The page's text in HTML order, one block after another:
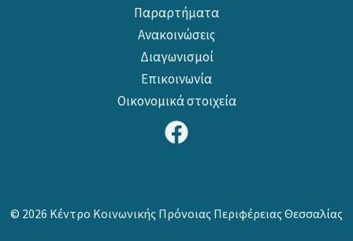
Παραρτήματα
Ανακοινώσεις
Διαγωνισμοί
Επικοινωνία
Οικονομικά στοιχεία
© 2026 Κέντρο Κοινωνικής Πρόνοιας Περιφέρειας Θεσσαλίας